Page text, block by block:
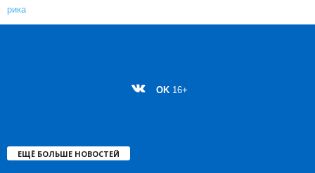
OK 16+
ЕЩЁ БОЛЬШЕ НОВОСТЕЙ